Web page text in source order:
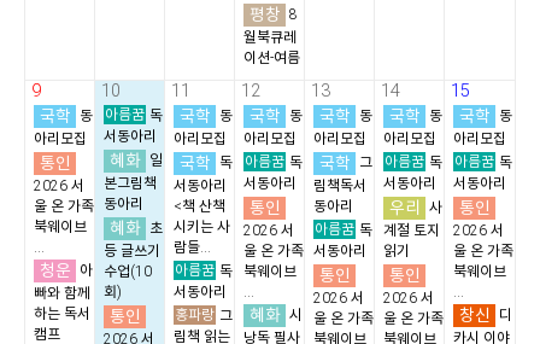
평창 8
월북큐레
이션-여름
9
국학
동
아리모집
통인
2026 서
울 온 가족
북웨이브
...
청운
아
빠와 함께
하는 독서
캠프
10
아름꿈 독
서동아리
혜화
일
본그림책
동아리
혜화
초
등 글쓰기
수업(10
회)
통인
2026 서
11
국학
동
아리모집
국학
독
서동아리
<책 산책
시키는 사
람들...
아름꿈 독
서동아리
홍파랑 그
림책 읽는
12
국학
동
아리모집
아름꿈 독
서동아리
통인
2026 서
울 온 가족
북웨이브
...
혜화 시
낭독 필사
13
국학
동
아리모집
국학
그
림책독서
동아리
아름꿈 독
서동아리
통인
2026 서
울 온 가족
북웨이브
14
국학
동
아리모집
아름꿈 독
서동아리
우리
사
계절 토지
읽기
통인
2026 서
울 온 가족
북웨이브
15
국학
동
아리모집
아름꿈 독
서동아리
통인
2026 서
울 온 가족
북웨이브
...
창신
디
카시 이야